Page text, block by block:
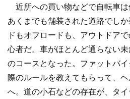
近所への買い物などで自転車は
あくまでも舗装された道路でし
ドもオフロードも、アウトドア
心者だ。車がほとんど通らない
のコースとなった。ファットバ
際のルールを教えてもらって、
へ。道の小石などの存在が、タ